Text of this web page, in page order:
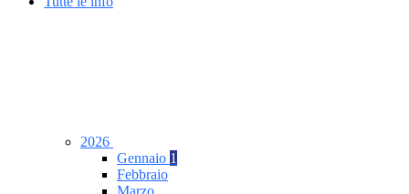
2026
Gennaio 1
Febbraio